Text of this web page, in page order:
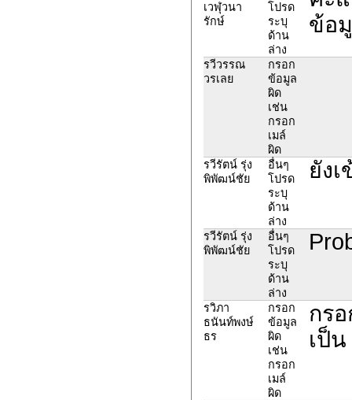
เวฬุวนา
รักษ์
โปรด
ระบุ
ด้าน
ล่าง
ข้อ
รวีวรรณ
วรเลย
กรอก
ข้อมูล
ผิด
เช่น
กรอก
เมล์
ผิด
รวีรัตน์ รุ่ง
พิพัฒน์ชัย
อื่นๆ
โปรด
ระบุ
ด้าน
ล่าง
ยัง
รวีรัตน์ รุ่ง
พิพัฒน์ชัย
อื่นๆ
โปรด
ระบุ
ด้าน
ล่าง
รวิภา
ธนันท์พงษ์
ธร
กรอก
ข้อมูล
ผิด
เช่น
กรอก
เมล์
ผิด
กร
เป็